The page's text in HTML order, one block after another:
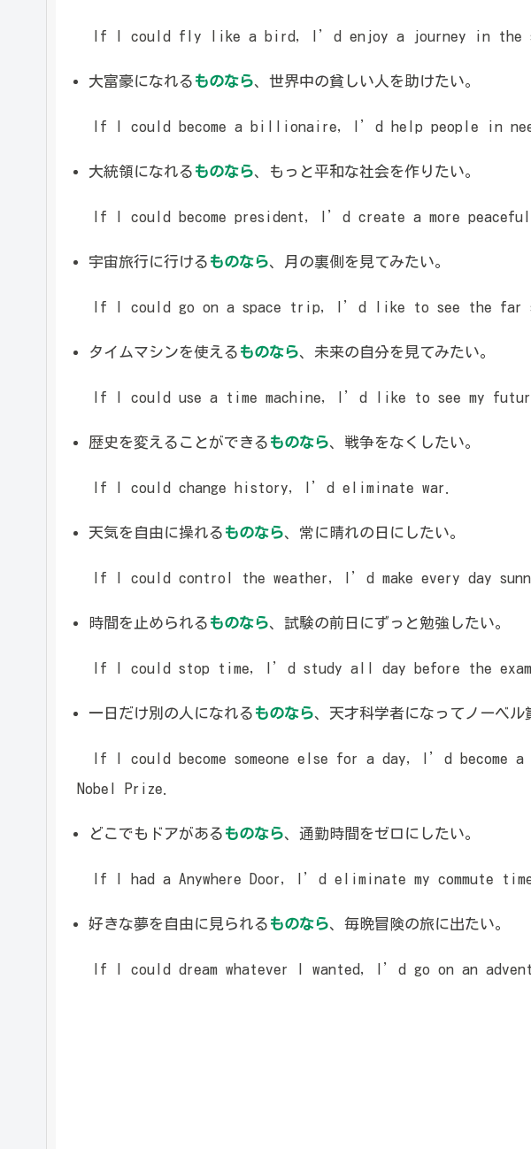
If I could fly like a bird, I’d enjoy a journey in the
大富豪になれる ものなら、世界中の貧しい人を助けたい。
If I could become a billionaire, I’d help people in
大統領になれる ものなら、もっと平和な社会を作りたい。
If I could become president, I’d create a more peaceful
宇宙旅行に行ける ものなら、月の裏側を見てみたい。
If I could go on a space trip, I’d like to see the far
タイムマシンを使える ものなら、未来の自分を見てみたい。
If I could use a time machine, I’d like to see my
歴史を変えることができる ものなら、戦争をなくしたい。
If I could change history, I’d eliminate war.
天気を自由に操れる ものなら、常に晴れの日にしたい。
If I could control the weather, I’d make every day
時間を止められる ものなら、試験の前日にずっと勉強したい。
If I could stop time, I’d study all day before the exam.
一日だけ別の人になれる ものなら、天才科学者になってノーベル
If I could become someone else for a day, I’d become
Nobel Prize.
どこでもドアがある ものなら、通勤時間をゼロにしたい。
If I had a Anywhere Door, I’d eliminate my commute
好きな夢を自由に見られる ものなら、毎晩冒険の旅に出たい。
If I could dream whatever I wanted, I’d go on an